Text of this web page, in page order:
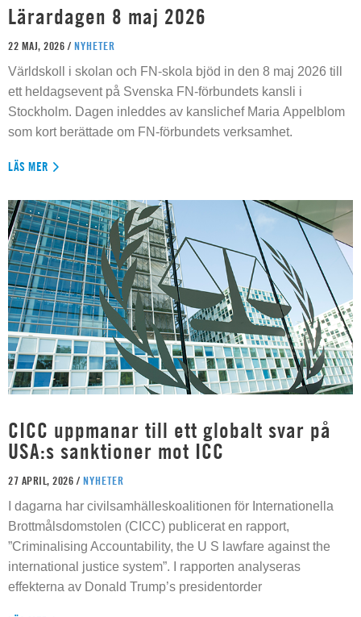
Lärardagen 8 maj 2026
22 MAJ, 2026 / NYHETER
Världskoll i skolan och FN-skola bjöd in den 8 maj 2026 till
ett heldagsevent på Svenska FN-förbundets kansli i
Stockholm. Dagen inleddes av kanslichef Maria Appelblom
som kort berättade om FN-förbundets verksamhet.
LÄS MER
CICC uppmanar till ett globalt svar på
USA:s sanktioner mot ICC
27 APRIL, 2026 / NYHETER
I dagarna har civilsamhälleskoalitionen för Internationella
Brottmålsdomstolen (CICC) publicerat en rapport,
”Criminalising Accountability, the U S lawfare against the
international justice system”. I rapporten analyseras
effekterna av Donald Trump’s presidentorder